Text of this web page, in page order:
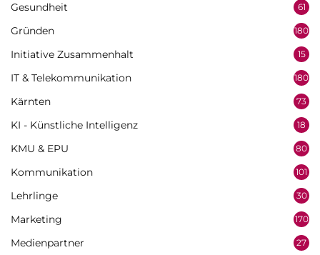
Gesundheit 61
Gründen 180
Initiative Zusammenhalt 15
IT & Telekommunikation 180
Kärnten 73
KI - Künstliche Intelligenz 18
KMU & EPU 80
Kommunikation 101
Lehrlinge 30
Marketing 170
Medienpartner 27